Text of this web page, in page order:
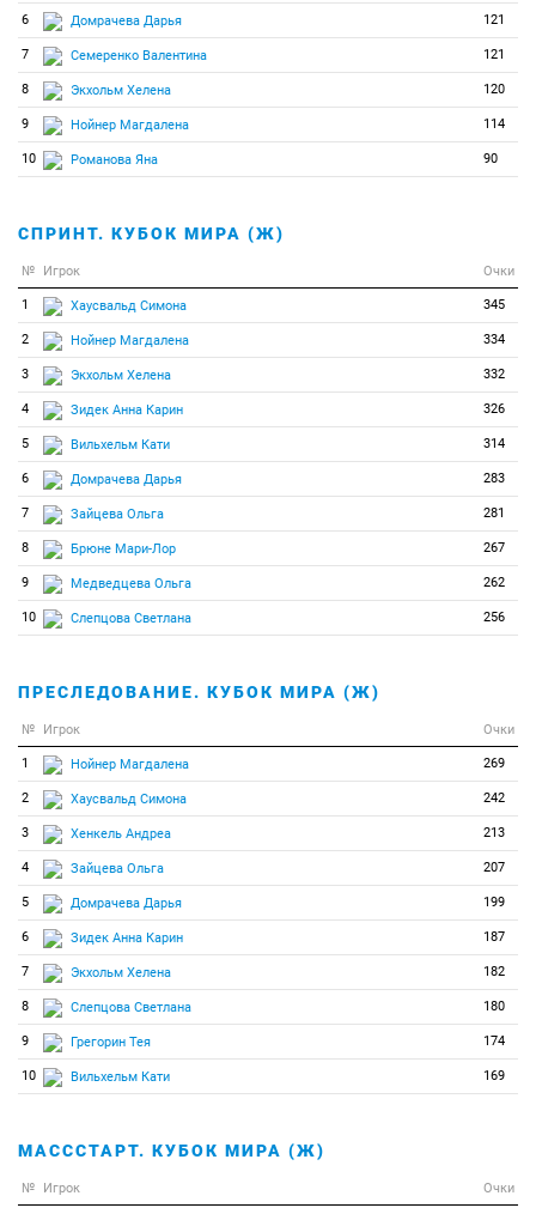
6 Домрачева Дарья 121
7 Семеренко Валентина 121
8 Экхольм Хелена 120
9 Нойнер Магдалена 114
10 Романова Яна 90
СПРИНТ. КУБОК МИРА (Ж)
№ Игрок Очки
1 Хаусвальд Симона 345
2 Нойнер Магдалена 334
3 Экхольм Хелена 332
4 Зидек Анна Карин 326
5 Вильхельм Кати 314
6 Домрачева Дарья 283
7 Зайцева Ольга 281
8 Брюне Мари-Лор 267
9 Медведцева Ольга 262
10 Слепцова Светлана 256
ПРЕСЛЕДОВАНИЕ. КУБОК МИРА (Ж)
№ Игрок Очки
1 Нойнер Магдалена 269
2 Хаусвальд Симона 242
3 Хенкель Андреа 213
4 Зайцева Ольга 207
5 Домрачева Дарья 199
6 Зидек Анна Карин 187
7 Экхольм Хелена 182
8 Слепцова Светлана 180
9 Грегорин Тея 174
10 Вильхельм Кати 169
МАСССТАРТ. КУБОК МИРА (Ж)
№ Игрок Очки